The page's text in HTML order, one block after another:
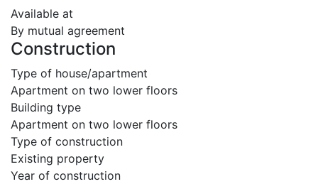
Available at
By mutual agreement
Construction
Type of house/apartment
Apartment on two lower floors
Building type
Apartment on two lower floors
Type of construction
Existing property
Year of construction